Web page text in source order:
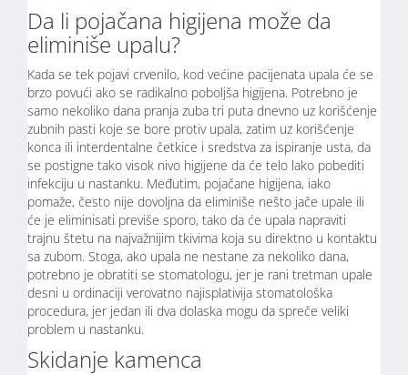
Da li pojačana higijena može da
eliminiše upalu?
Kada se tek pojavi crvenilo, kod većine pacijenata upala će se
brzo povući ako se radikalno poboljša higijena. Potrebno je
samo nekoliko dana pranja zuba tri puta dnevno uz korišćenje
zubnih pasti koje se bore protiv upala, zatim uz korišćenje
konca ili interdentalne četkice i sredstva za ispiranje usta, da
se postigne tako visok nivo higijene da će telo lako pobediti
infekciju u nastanku. Međutim, pojačane higijena, iako
pomaže, često nije dovoljna da eliminiše nešto jače upale ili
će je eliminisati previše sporo, tako da će upala napraviti
trajnu štetu na najvažnijim tkivima koja su direktno u kontaktu
sa zubom. Stoga, ako upala ne nestane za nekoliko dana,
potrebno je obratiti se stomatologu, jer je rani tretman upale
desni u ordinaciji verovatno najisplativija stomatološka
procedura, jer jedan ili dva dolaska mogu da spreče veliki
problem u nastanku.
Skidanje kamenca